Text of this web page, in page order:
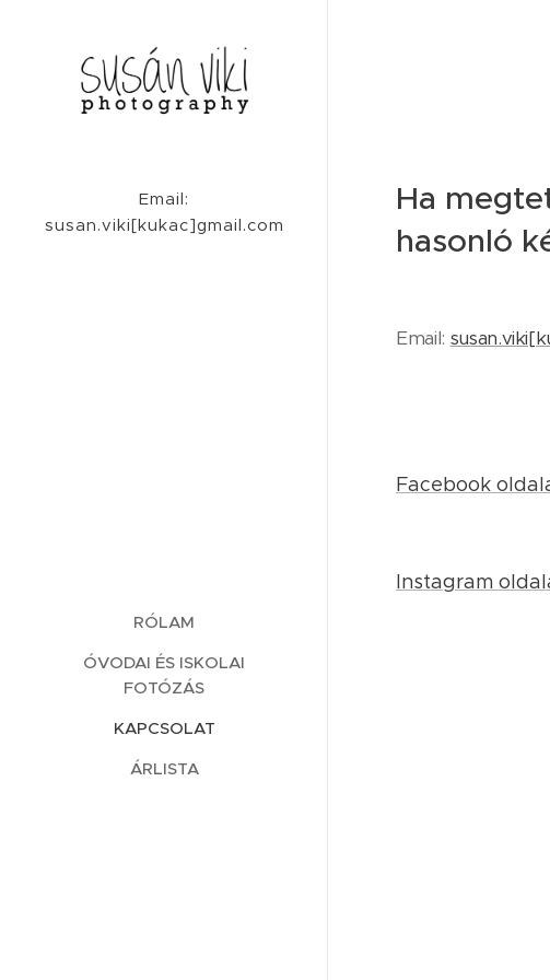
Email:
susan.viki[kukac]gmail.com
RÓLAM
ÓVODAI ÉS ISKOLAI
FOTÓZÁS
KAPCSOLAT
ÁRLISTA
Ha
hasonló
Email:
Facebook
Instagram